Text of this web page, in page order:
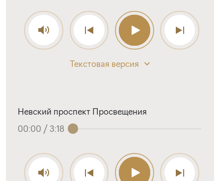
Текстовая версия
Невский проспект Просвещения
00:00 / 3:18